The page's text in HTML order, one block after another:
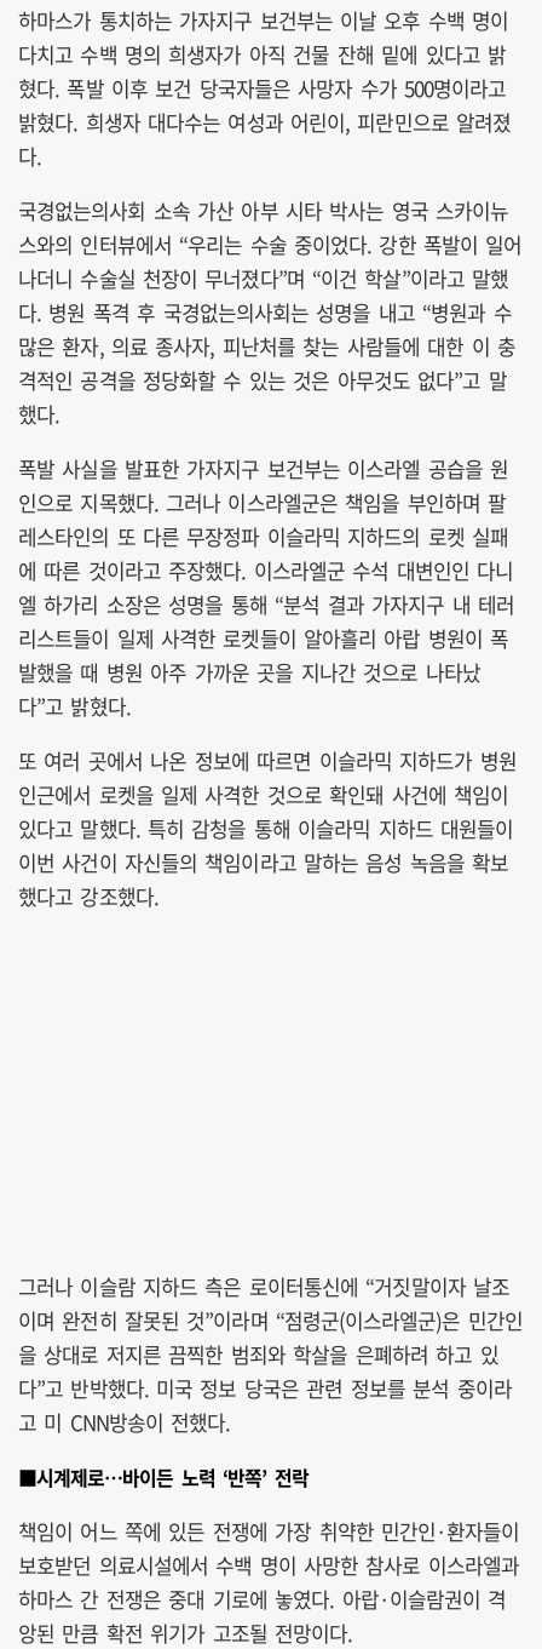
하마스가 통치하는 가자지구 보건부는 이날 오후 수백 명이
다치고 수백 명의 희생자가 아직 건물 잔해 밑에 있다고 밝
혔다. 폭발 이후 보건 당국자들은 사망자 수가 500명이라고
밝혔다. 희생자 대다수는 여성과 어린이, 피란민으로 알려졌
다.
국경없는의사회 소속 가산 아부 시타 박사는 영국 스카이뉴
스와의 인터뷰에서 “우리는 수술 중이었다. 강한 폭발이 일어
나더니 수술실 천장이 무너졌다”며 “이건 학살”이라고 말했
다. 병원 폭격 후 국경없는의사회는 성명을 내고 “병원과 수
많은 환자, 의료 종사자, 피난처를 찾는 사람들에 대한 이 충
격적인 공격을 정당화할 수 있는 것은 아무것도 없다”고 말
했다.
폭발 사실을 발표한 가자지구 보건부는 이스라엘 공습을 원
인으로 지목했다. 그러나 이스라엘군은 책임을 부인하며 팔
레스타인의 또 다른 무장정파 이슬라믹 지하드의 로켓 실패
에 따른 것이라고 주장했다. 이스라엘군 수석 대변인인 다니
엘 하가리 소장은 성명을 통해 “분석 결과 가자지구 내 테러
리스트들이 일제 사격한 로켓들이 알아흘리 아랍 병원이 폭
발했을 때 병원 아주 가까운 곳을 지나간 것으로 나타났
다”고 밝혔다.
또 여러 곳에서 나온 정보에 따르면 이슬라믹 지하드가 병원
인근에서 로켓을 일제 사격한 것으로 확인돼 사건에 책임이
있다고 말했다. 특히 감청을 통해 이슬라믹 지하드 대원들이
이번 사건이 자신들의 책임이라고 말하는 음성 녹음을 확보
했다고 강조했다.
그러나 이슬람 지하드 측은 로이터통신에 “거짓말이자 날조
이며 완전히 잘못된 것”이라며 “점령군(이스라엘군)은 민간인
을 상대로 저지른 끔찍한 범죄와 학살을 은폐하려 하고 있
다”고 반박했다. 미국 정보 당국은 관련 정보를 분석 중이라
고 미 CNN방송이 전했다.
■시계제로…바이든 노력 ‘반쪽’ 전락
책임이 어느 쪽에 있든 전쟁에 가장 취약한 민간인·환자들이
보호받던 의료시설에서 수백 명이 사망한 참사로 이스라엘과
하마스 간 전쟁은 중대 기로에 놓였다. 아랍·이슬람권이 격
앙된 만큼 확전 위기가 고조될 전망이다.